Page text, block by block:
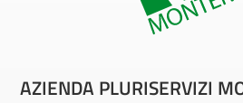
AZIENDA PLURISERVIZI